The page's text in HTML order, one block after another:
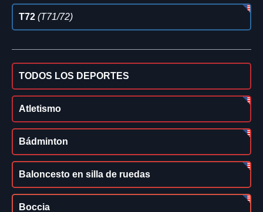
T72 (T71/72)
TODOS LOS DEPORTES
Atletismo
Bádminton
Baloncesto en silla de ruedas
Boccia